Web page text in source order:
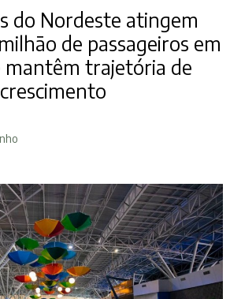
do Nordeste atingem
de passageiros em
trajetória de
crescimento